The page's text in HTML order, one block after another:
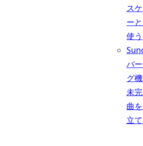
ス
ー
使う
バ
グ
未
曲
立